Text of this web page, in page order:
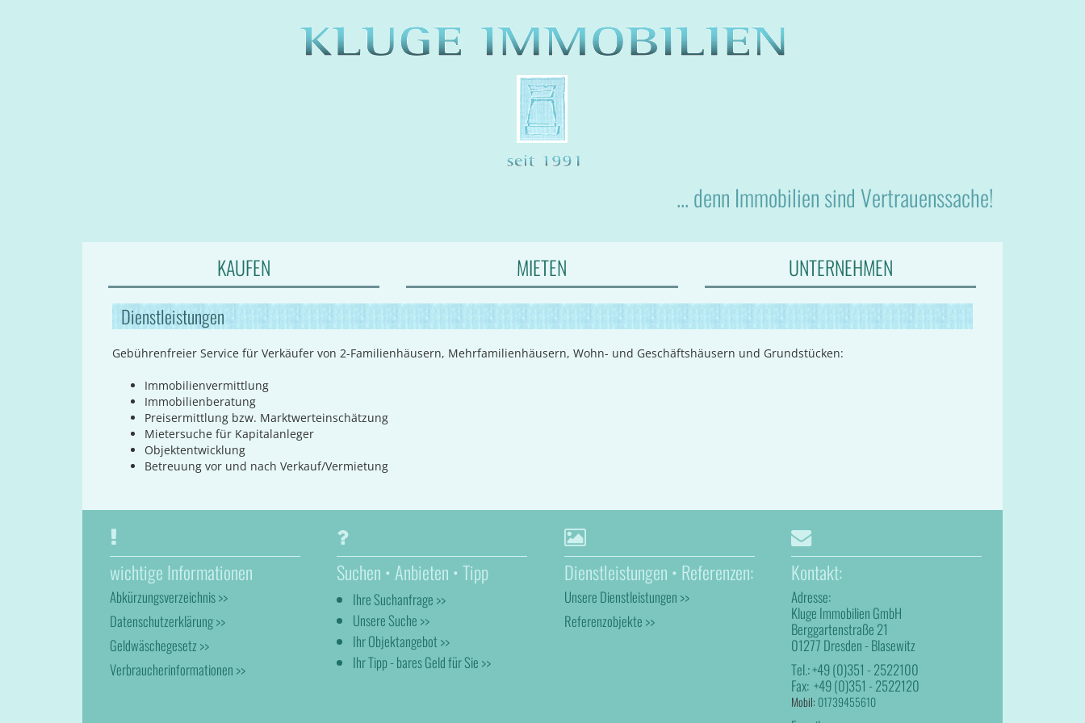
... denn Immobilien sind Vertrauenssache!
KAUFEN MIETEN UNTERNEHMEN
Dienstleistungen
Gebührenfreier Service für Verkäufer von 2-Familienhäusern, Mehrfamilienhäusern, Wohn- und Geschäftshäusern und Grundstücken:
Immobilienvermittlung
Immobilienberatung
Preisermittlung bzw. Marktwerteinschätzung
Mietersuche für Kapitalanleger
Objektentwicklung
Betreuung vor und nach Verkauf/Vermietung
wichtige Informationen
Abkürzungsverzeichnis >>
Datenschutzerklärung >>
Geldwäschegesetz >>
Verbraucherinformationen >>
Suchen • Anbieten • Tipp
Ihre Suchanfrage >>
Unsere Suche >>
Ihr Objektangebot >>
Ihr Tipp - bares Geld für Sie >>
Dienstleistungen • Referenzen:
Unsere Dienstleistungen >>
Referenzobjekte >>
Kontakt:
Adresse:
Kluge Immobilien GmbH
Berggartenstraße 21
01277 Dresden - Blasewitz
Tel.:+49 (0)351 - 2522100
Fax:+49 (0)351 - 2522120
Mobil: 01739455610